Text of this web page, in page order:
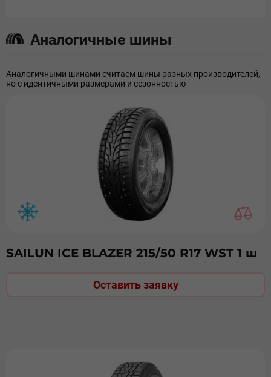
Аналогичные шины
Аналогичными шинами считаем шины разных производителей,
но с идентичными размерами и сезонностью
SAILUN ICE BLAZER 215/50 R17 WST 1 ш
Оставить заявку